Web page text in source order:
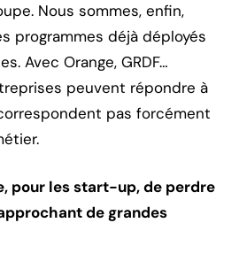
Nous sommes, enfin,
programmes déjà déployés
Avec Orange, GRDF…
peuvent répondre à
pas forcément
pour les start-up, de perdre
de grandes